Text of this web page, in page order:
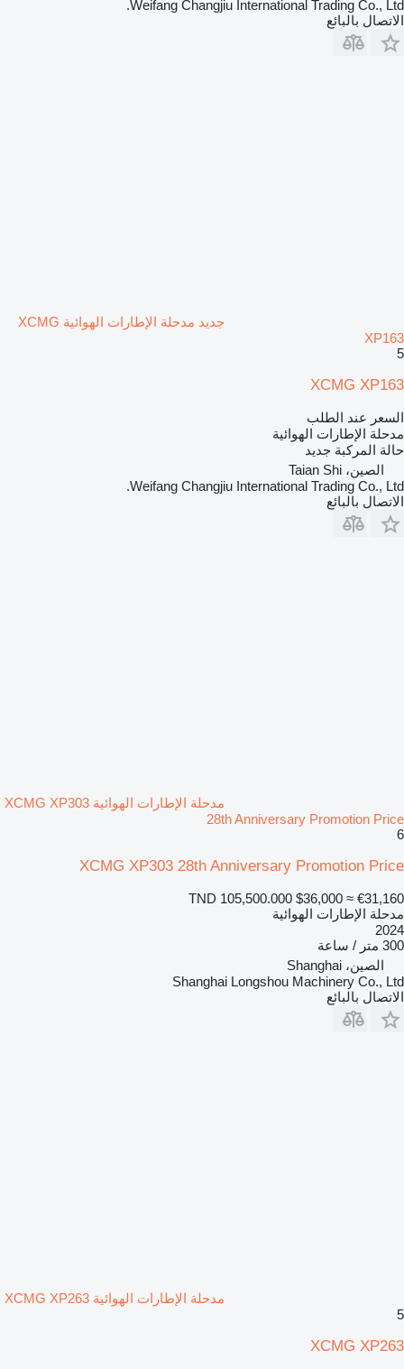
Weifang Changjiu International Trading Co., Ltd.
الاتصال بالبائع
جديد مدحلة الإطارات الهوائية XCMG
XP163
5
XCMG XP163
السعر عند الطلب
مدحلة الإطارات الهوائية
حالة المركبة جديد
الصين، Taian Shi
Weifang Changjiu International Trading Co., Ltd.
الاتصال بالبائع
مدحلة الإطارات الهوائية XCMG XP303
28th Anniversary Promotion Price
6
XCMG XP303 28th Anniversary Promotion Price
TND 105,500.000 $36,000 ≈ €31,160
مدحلة الإطارات الهوائية
2024
300 متر / ساعة
الصين، Shanghai
Shanghai Longshou Machinery Co., Ltd
الاتصال بالبائع
مدحلة الإطارات الهوائية XCMG XP263
5
XCMG XP263